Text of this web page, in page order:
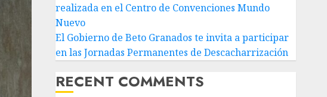
realizada en el Centro de Convenciones Mundo
Nuevo
El Gobierno de Beto Granados te invita a participar
en las Jornadas Permanentes de Descacharrización
RECENT COMMENTS